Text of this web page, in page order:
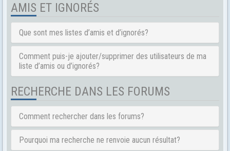
AMIS ET IGNORÉS
Que sont mes listes d’amis et d’ignorés?
Comment puis-je ajouter/supprimer des utilisateurs de ma
liste d’amis ou d’ignorés?
RECHERCHE DANS LES FORUMS
Comment rechercher dans les forums?
Pourquoi ma recherche ne renvoie aucun résultat?